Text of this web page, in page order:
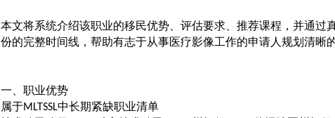
本文将系统介绍该职业的移民优势、评估要求、推荐课程，并通过
份的完整时间线，帮助有志于从事医疗影像工作的申请人规划清晰
一、职业优势
属于MLTSSL中长期紧缺职业清单